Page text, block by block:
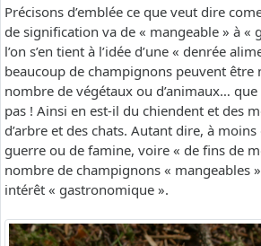
Précisons d’emblée ce que veut dire
de signification va de « mangeable » à «
l’on s’en tient à l’idée d’une « denrée
beaucoup de champignons peuvent être
nombre de végétaux ou d’animaux…
pas ! Ainsi en est-il du chiendent et des
d’arbre et des chats. Autant dire, à
guerre ou de famine, voire « de fins de
nombre de champignons « mangeables
intérêt « gastronomique ».